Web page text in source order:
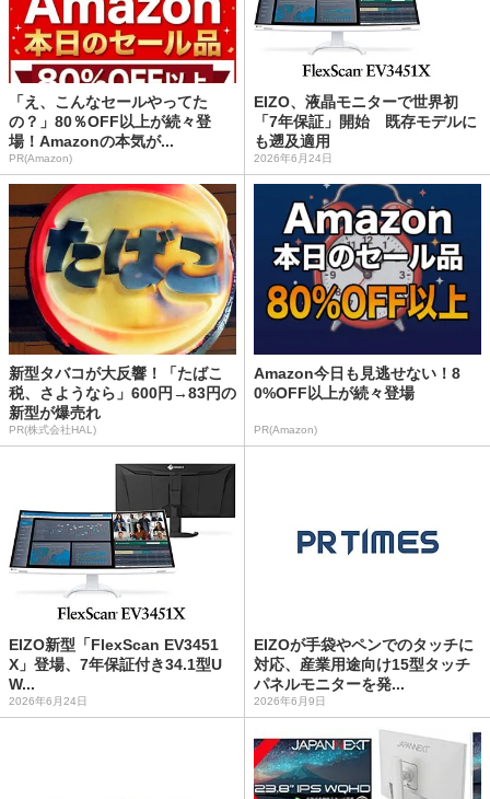
「え、こんなセールやってた
の？」80％OFF以上が続々登
場！Amazonの本気が...
PR(Amazon)
EIZO、液晶モニターで世界初
「7年保証」開始 既存モデルに
も遡及適用
2026年6月24日
新型タバコが大反響！「たばこ
税、さようなら」600円→83円の
新型が爆売れ
PR(株式会社HAL)
Amazon今日も見逃せない！8
0%OFF以上が続々登場
PR(Amazon)
EIZO新型「FlexScan EV3451
X」登場、7年保証付き34.1型U
W...
2026年6月24日
EIZOが手袋やペンでのタッチに
対応、産業用途向け15型タッチ
パネルモニターを発...
2026年6月9日